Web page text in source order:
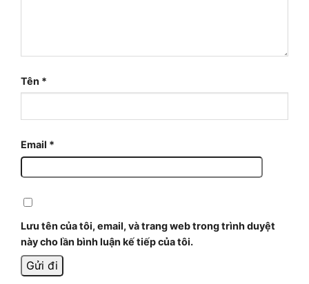
Tên *
Email *
Lưu tên của tôi, email, và trang web trong trình duyệt
này cho lần bình luận kế tiếp của tôi.